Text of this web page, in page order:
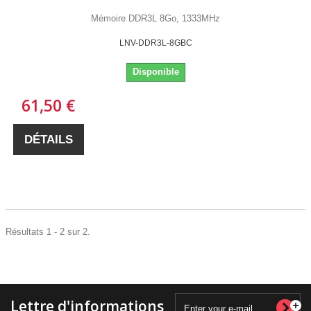
Mémoire DDR3L 8Go, 1333MHz
LNV-DDR3L-8GBC
Disponible
61,50 €
DÉTAILS
Résultats 1 - 2 sur 2.
Lettre d'informations